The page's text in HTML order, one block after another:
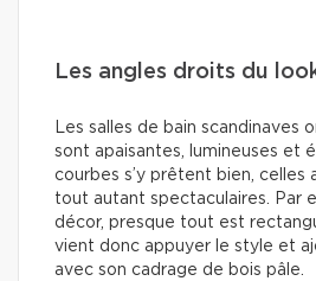
Les angles droits du
Les salles de bain scandinaves
sont apaisantes, lumineuses et
courbes s’y prêtent bien, celles
tout autant spectaculaires. Par
décor, presque tout est
vient donc appuyer le style et
avec son cadrage de bois pâle.